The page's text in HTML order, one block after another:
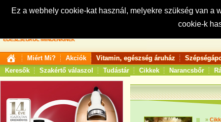
Ez a webhely cookie-kat használ, melyekre szükség van
cookie-k
Keresés:
Miért Mi? Akciók Vitamin, egészség áruház
Keresők
Szakértő válaszol Tudástár Cikkek Narancsbőr
»